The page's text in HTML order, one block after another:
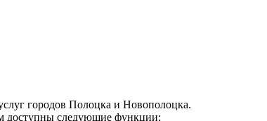
городов Полоцка и Новополоцка.
доступны следующие функции: